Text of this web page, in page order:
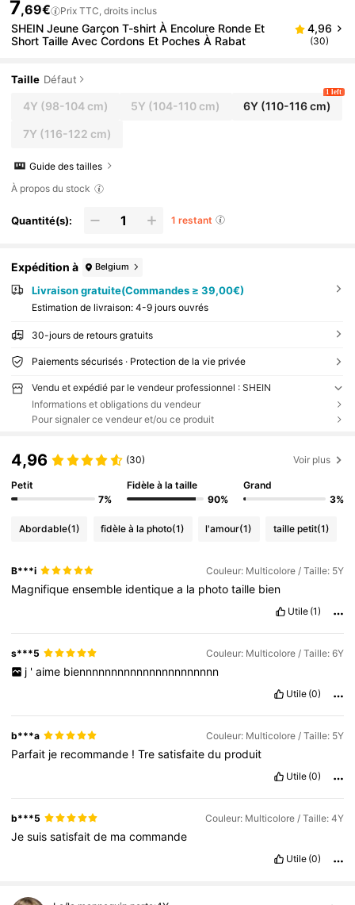
7,69€ Prix TTC, droits inclus
SHEIN Jeune Garçon T-shirt À Encolure Ronde Et
Short Taille Avec Cordons Et Poches À Rabat
4,96
(30)
Taille Défaut
4Y (98-104 cm) 5Y (104-110 cm) 6Y(110-116 cm)
1 left
7Y (116-122 cm)
Guide des tailles
À propos du stock
Quantité(s): 1 restant
Expédition à Belgium
Livraison gratuite(Commandes ≥ 39,00€)
Estimation de livraison: 4-9 jours ouvrés
30-jours de retours gratuits
Paiements sécurisés · Protection de la vie privée
Vendu et expédié par le vendeur professionnel : SHEIN
Informations et obligations du vendeur
Pour signaler ce vendeur et/ou ce produit
4,96 (30) Voir plus
Petit
7%
Fidèle à la taille
90%
Grand
3%
Abordable(1) fidèle à la photo(1) l'amour(1) taille petit(1)
B***i Couleur: Multicolore / Taille: 5Y
Magnifiqueensemble identiquea la phototaille bien
Utile (1)
s***5 Couleur: Multicolore / Taille: 6Y
j ' aime biennnnnnnnnnnnnnnnnnnnnn
Utile (0)
b***a Couleur: Multicolore / Taille: 5Y
Parfait je recommande !Tresatisfaitedu produit
Utile (0)
b***5 Couleur: Multicolore / Taille: 4Y
Jesuissatisfaitde macommande
Utile (0)